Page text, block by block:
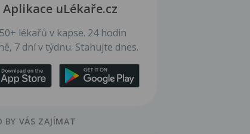
Aplikace uLékaře.cz
lékařů v kapse. 24 hodin
7 dní v týdnu. Stahujte dnes.
BY VÁS ZAJÍMAT